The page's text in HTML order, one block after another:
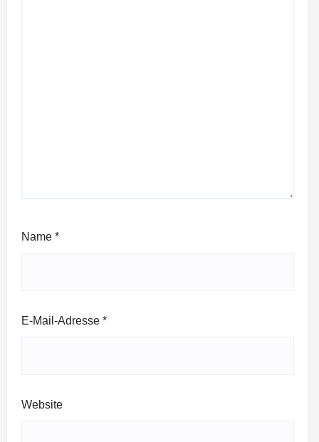
Name *
E-Mail-Adresse *
Website